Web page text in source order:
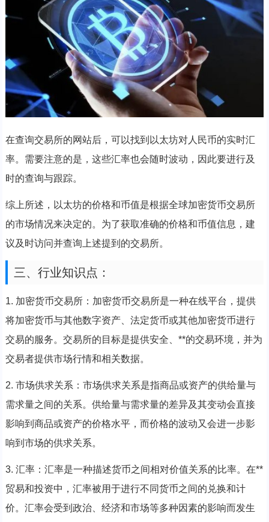
在查询交易所的网站后，可以找到以太坊对人民币的实时汇
率。需要注意的是，这些汇率也会随时波动，因此要进行及
时的查询与跟踪。
综上所述，以太坊的价格和币值是根据全球加密货币交易所
的市场情况来决定的。为了获取准确的价格和币值信息，建
议及时访问并查询上述提到的交易所。
三、行业知识点：
1. 加密货币交易所：加密货币交易所是一种在线平台，提供
将加密货币与其他数字资产、法定货币或其他加密货币进行
交易的服务。交易所的目标是提供安全、**的交易环境，并为
交易者提供市场行情和相关数据。
2. 市场供求关系：市场供求关系是指商品或资产的供给量与
需求量之间的关系。供给量与需求量的差异及其变动会直接
影响到商品或资产的价格水平，而价格的波动又会进一步影
响到市场的供求关系。
3. 汇率：汇率是一种描述货币之间相对价值关系的比率。在**
贸易和投资中，汇率被用于进行不同货币之间的兑换和计
价。汇率会受到政治、经济和市场等多种因素的影响而发生